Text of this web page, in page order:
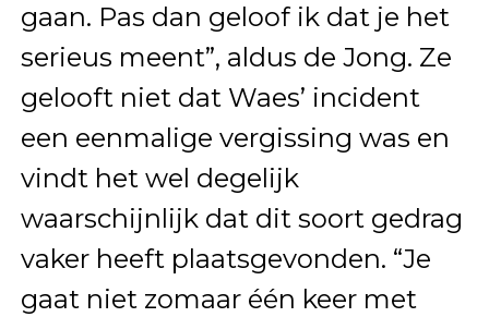
gaan. Pas dan geloof ik dat je het
serieus meent”, aldus de Jong. Ze
gelooft niet dat Waes’ incident
een eenmalige vergissing was en
vindt het wel degelijk
waarschijnlijk dat dit soort gedrag
vaker heeft plaatsgevonden. “Je
gaat niet zomaar één keer met